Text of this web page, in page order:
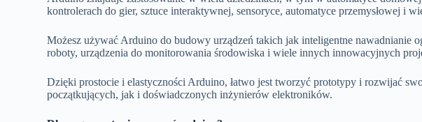
kontrolerach do gier, sztuce interaktywnej, sensoryce, automatyce przemysłowej i
Możesz używać Arduino do budowy urządzeń takich jak inteligentne nawadnianie
roboty, urządzenia do monitorowania środowiska i wiele innych innowacyjnych
Dzięki prostocie i elastyczności Arduino, łatwo jest tworzyć prototypy i rozwijać
początkujących, jak i doświadczonych inżynierów elektroników.